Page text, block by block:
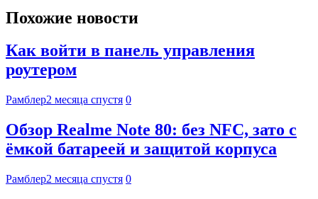
Похожие новости
Как войти в панель управления
роутером
Рамблер2 месяца спустя 0
Обзор Realme Note 80: без NFC, зато с
ёмкой батареей и защитой корпуса
Рамблер2 месяца спустя 0